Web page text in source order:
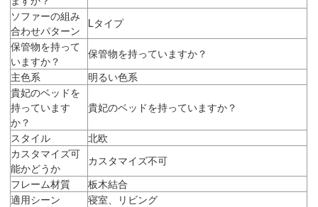
ソファーの組み
合わせパターン
Lタイプ
保管物を持って
いますか？
保管物を持っていますか？
主色系
明るい色系
貴妃のベッドを
持っています
か？
貴妃のベッドを持っていますか？
スタイル
北欧
カスタマイズ可
能かどうか
カスタマイズ不可
フレーム材質
板木結合
適用シーン
寝室、リビング